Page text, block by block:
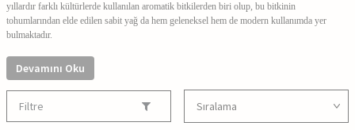
yıllardır farklı kültürlerde kullanılan aromatik bitkilerden biri olup, bu bitkinin
tohumlarından elde edilen sabit yağ da hem geleneksel hem de modern kullanımda yer
bulmaktadır.
Rezene Sabit Yağı Nasıl Elde Edilir?
Devamını Oku
Filtre